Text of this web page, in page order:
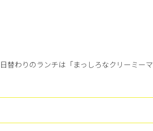
替わりのランチは「まっしろなクリーミーマ